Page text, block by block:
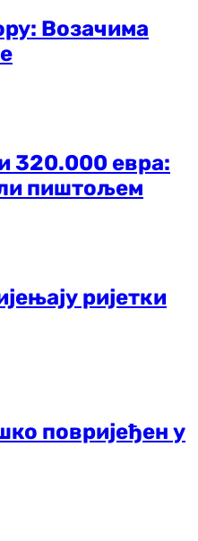
Возачима
320.000 евра:
пиштољем
ријетки
повријеђен у